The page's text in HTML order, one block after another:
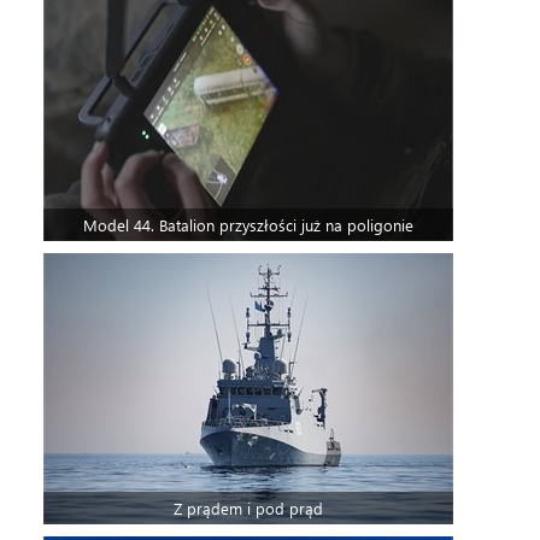
Model 44. Batalion przyszłości już na poligonie
Z prądem i pod prąd